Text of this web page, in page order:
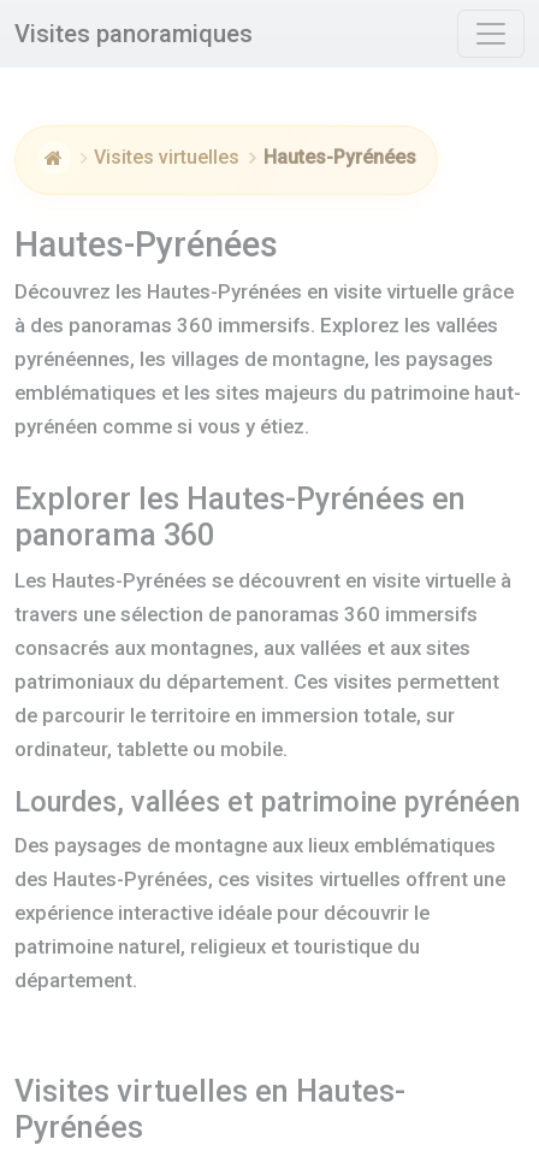
Visites panoramiques
Accueil
Visites virtuelles Hautes-Pyrénées
Hautes-Pyrénées
Découvrez les Hautes-Pyrénées en visite virtuelle grâce
à des panoramas 360 immersifs. Explorez les vallées
pyrénéennes, les villages de montagne, les paysages
emblématiques et les sites majeurs du patrimoine haut-
pyrénéen comme si vous y étiez.
Explorer les Hautes-Pyrénées en
panorama 360
Les Hautes-Pyrénées se découvrent en visite virtuelle à
travers une sélection de panoramas 360 immersifs
consacrés aux montagnes, aux vallées et aux sites
patrimoniaux du département. Ces visites permettent
de parcourir le territoire en immersion totale, sur
ordinateur, tablette ou mobile.
Lourdes, vallées et patrimoine pyrénéen
Des paysages de montagne aux lieux emblématiques
des Hautes-Pyrénées, ces visites virtuelles offrent une
expérience interactive idéale pour découvrir le
patrimoine naturel, religieux et touristique du
département.
Visites virtuelles en Hautes-
Pyrénées